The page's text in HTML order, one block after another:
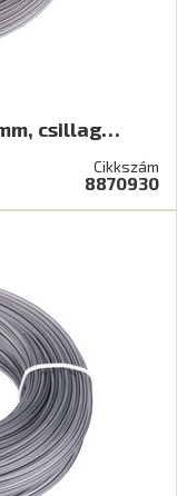
csillag…
Cikkszám
8870930